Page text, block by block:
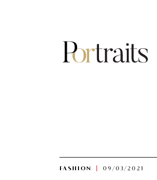
FASHION 09/03/2021